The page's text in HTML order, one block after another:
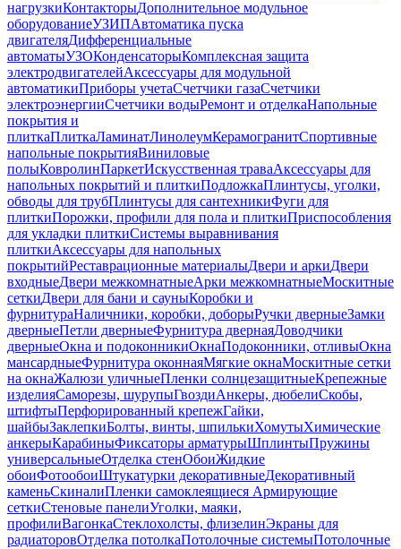
нагрузкиКонтакторыДополнительное модульное
оборудованиеУЗИПАвтоматика пуска
двигателяДифференциальные
автоматыУЗОКонденсаторыКомплексная защита
электродвигателейАксессуары для модульной
автоматикиПриборы учетаСчетчики газаСчетчики
электроэнергииСчетчики водыРемонт и отделкаНапольные
покрытия и
плиткаПлиткаЛаминатЛинолеумКерамогранитСпортивные
напольные покрытияВиниловые
полыКовролинПаркетИскусственная траваАксессуары для
напольных покрытий и плиткиПодложкаПлинтусы, уголки,
обводы для трубПлинтусы для сантехникиФуги для
плиткиПорожки, профили для пола и плиткиПриспособления
для укладки плиткиСистемы выравнивания
плиткиАксессуары для напольных
покрытийРеставрационные материалыДвери и аркиДвери
входныеДвери межкомнатныеАрки межкомнатныеМоскитные
сеткиДвери для бани и сауныКоробки и
фурнитураНаличники, коробки, доборыРучки дверныеЗамки
дверныеПетли дверныеФурнитура двернаяДоводчики
дверныеОкна и подоконникиОкнаПодоконники, отливыОкна
мансардныеФурнитура оконнаяМягкие окнаМоскитные сетки
на окнаЖалюзи уличныеПленки солнцезащитныеКрепежные
изделияСаморезы, шурупыГвоздиАнкеры, дюбелиСкобы,
штифтыПерфорированный крепежГайки,
шайбыЗаклепкиБолты, винты, шпилькиХомутыХимические
анкерыКарабиныФиксаторы арматурыШплинтыПружины
универсальныеОтделка стенОбоиЖидкие
обоиФотообоиШтукатурки декоративныеДекоративный
каменьСкиналиПленки самоклеящиеся Армирующие
сеткиСтеновые панелиУголки, маяки,
профилиВагонкаСтеклохолсты, флизелинЭкраны для
радиаторовОтделка потолкаПотолочные системыПотолочные